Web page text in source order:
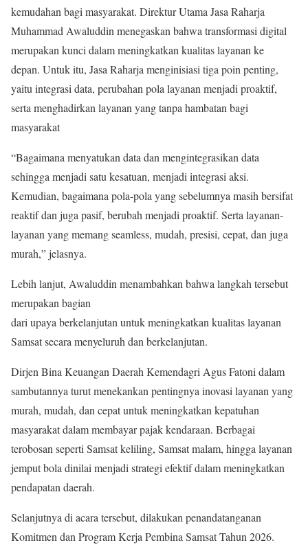
kemudahan bagi masyarakat. Direktur Utama Jasa Raharja
Muhammad Awaluddin menegaskan bahwa transformasi digital
merupakan kunci dalam meningkatkan kualitas layanan ke
depan. Untuk itu, Jasa Raharja menginisiasi tiga poin penting,
yaitu integrasi data, perubahan pola layanan menjadi proaktif,
serta menghadirkan layanan yang tanpa hambatan bagi
masyarakat
“Bagaimana menyatukan data dan mengintegrasikan data
sehingga menjadi satu kesatuan, menjadi integrasi aksi.
Kemudian, bagaimana pola-pola yang sebelumnya masih bersifat
reaktif dan juga pasif, berubah menjadi proaktif. Serta layanan-
layanan yang memang seamless, mudah, presisi, cepat, dan juga
murah,” jelasnya.
Lebih lanjut, Awaluddin menambahkan bahwa langkah tersebut
merupakan bagian
dari upaya berkelanjutan untuk meningkatkan kualitas layanan
Samsat secara menyeluruh dan berkelanjutan.
Dirjen Bina Keuangan Daerah Kemendagri Agus Fatoni dalam
sambutannya turut menekankan pentingnya inovasi layanan yang
murah, mudah, dan cepat untuk meningkatkan kepatuhan
masyarakat dalam membayar pajak kendaraan. Berbagai
terobosan seperti Samsat keliling, Samsat malam, hingga layanan
jemput bola dinilai menjadi strategi efektif dalam meningkatkan
pendapatan daerah.
Selanjutnya di acara tersebut, dilakukan penandatanganan
Komitmen dan Program Kerja Pembina Samsat Tahun 2026.